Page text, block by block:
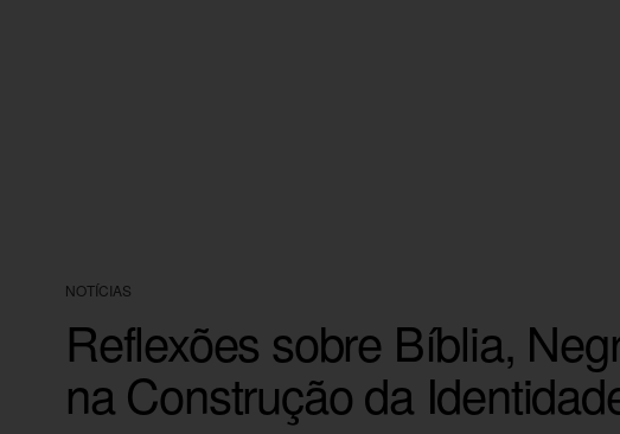
NOTÍCIAS
Reflexões sobre Bíblia,
na Construção da